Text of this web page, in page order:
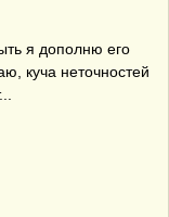
я дополню его
куча неточностей